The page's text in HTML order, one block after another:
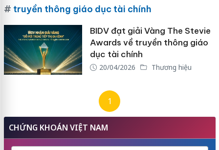
# truyền thông giáo dục tài chính
BIDV đạt giải Vàng The Stevie
Awards về truyền thông giáo
dục tài chính
20/04/2026 Thương hiệu
1
CHỨNG KHOÁN VIỆT NAM